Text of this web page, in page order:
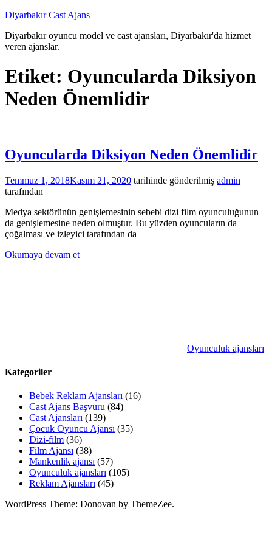
İçeriğe
Diyarbakır Cast Ajans
Diyarbakır oyuncu model ve cast ajansları, Diyarbakır'da hizmet
veren ajanslar.
Etiket: Oyuncularda Diksiyon
Neden Önemlidir
Oyuncularda Diksiyon Neden Önemlidir
Temmuz 1, 2018Kasım 21, 2020 tarihinde gönderilmiş admin
tarafından
Medya sektörünün genişlemesinin sebebi dizi film oyunculuğunun
da genişlemesine neden olmuştur. Bu yüzden oyuncuların da
çoğalması ve izleyici tarafından da
Okumaya devam et
Oyunculuk ajansları
Kategoriler
Bebek Reklam Ajansları (16)
Cast Ajans Başvuru (84)
Cast Ajansları (139)
Çocuk Oyuncu Ajansı (35)
Dizi-film (36)
Film Ajansı (38)
Mankenlik ajansı (57)
Oyunculuk ajansları (105)
Reklam Ajansları (45)
WordPress Theme: Donovan by ThemeZee.